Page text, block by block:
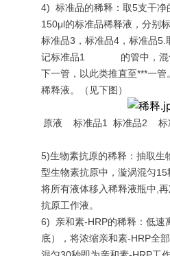
4) 标准品的稀释：取5支干
150μl的标准品稀释液，分别
标准品3，标准品4，标准品
记标准品1 的管中，混匀
下一管，以此类推直至***一
稀释液。（见下图）
原液 标准品1 标准品2 标
5)生物素抗原的稀释：抽取生
型生物素抗原中，漩涡混匀
将所有液体移入稀释液瓶中,
抗原工作液。
6)
亲和素-HRP的稀释：低速
底），将浓缩亲和素-HRP全